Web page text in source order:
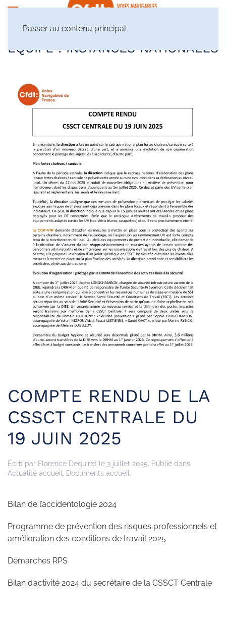
Passer au contenu principal
ÉQUIPE :INSTANCES NATIONALES
COMPTE RENDU DE LA
CSSCT CENTRALE DU
19 JUIN 2025
Écrit par Florence Dequiret le 3 juillet 2025. Publié dans
Actualité accueil
Documents accueil .
Bilan de l’accidentologie 2024
Programme de prévention des risques professionnels et
amélioration des conditions de travail 2025
Démarches RPS
Bilan d’activité 2024 du secrétaire de la CSSCT Centrale